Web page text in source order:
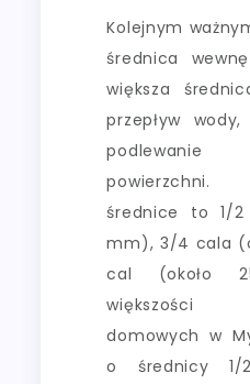
Kolejnym
średnica
większa
przepływ
powierzchni.
średnice to 1/2
mm), 3/4 cala
cal (około
większości
domowych w
o średnicy 1/